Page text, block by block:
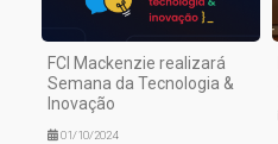
FCI Mackenzie realizará
Semana da Tecnologia &
Inovação
01/10/2024